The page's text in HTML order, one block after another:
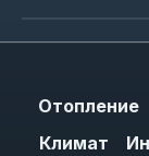
Отопление
Климат